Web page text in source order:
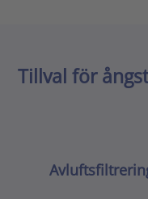
Tillval för